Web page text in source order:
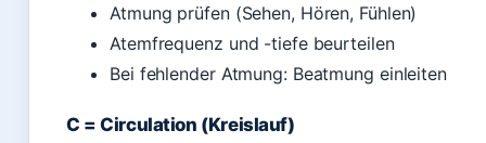
Atmung prüfen (Sehen, Hören, Fühlen)
Atemfrequenz und -tiefe beurteilen
Bei fehlender Atmung: Beatmung einleiten
C = Circulation (Kreislauf)